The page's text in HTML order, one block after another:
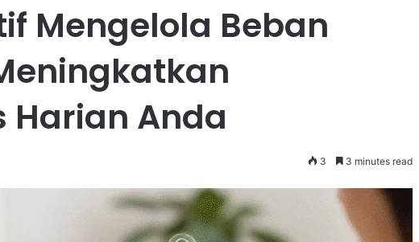
Mengelola Beban
Harian Anda
3 3 minutes read